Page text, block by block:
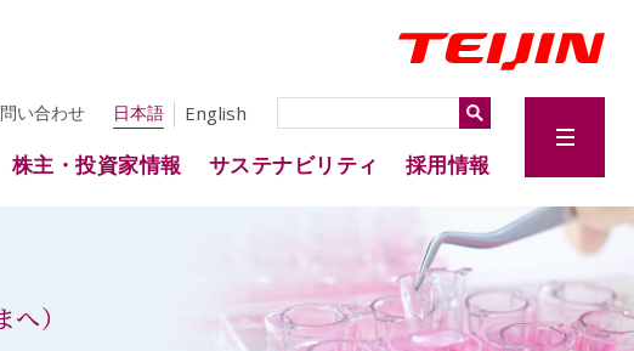
い合わせ 日本語 English
株主・投資家情報 サステナビリティ 採用情報
）